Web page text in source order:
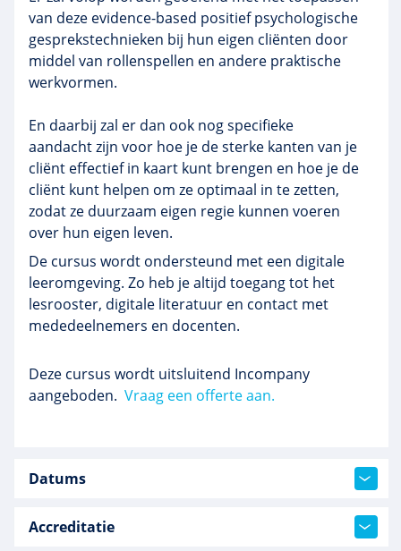
van deze evidence-based positief psychologische
gesprekstechnieken bij hun eigen cliënten door
middel van rollenspellen en andere praktische
werkvormen.
En daarbij zal er dan ook nog specifieke
aandacht zijn voor hoe je de sterke kanten van je
cliënt effectief in kaart kunt brengen en hoe je de
cliënt kunt helpen om ze optimaal in te zetten,
zodat ze duurzaam eigen regie kunnen voeren
over hun eigen leven.
De cursus wordt ondersteund met een digitale
leeromgeving. Zo heb je altijd toegang tot het
lesrooster, digitale literatuur en contact met
mededeelnemers en docenten.
Deze cursus wordt uitsluitend Incompany
aangeboden. Vraag een offerte aan.
Datums
Accreditatie